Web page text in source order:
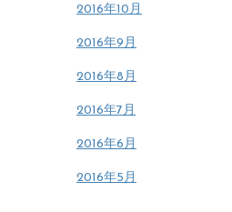
2016年10月
2016年9月
2016年8月
2016年7月
2016年6月
2016年5月